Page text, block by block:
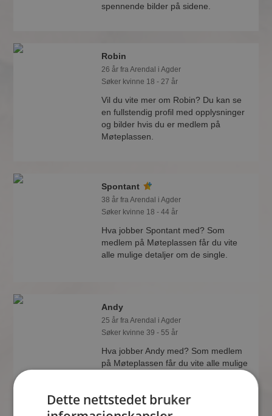
spennende bilder på sidene.
Robin
26 år fra Arendal i Agder
Søker kvinne 18 - 27 år
Vil du vite mer om Robin? Du kan se
en fullstendig profil med opplysninger
og bilder hvis du er medlem på
Møteplassen.
Spontant
38 år fra Arendal i Agder
Søker kvinne 18 - 44 år
Hva jobber Spontant med? Som
medlem på Møteplassen får du vite
alle mulige detaljer om de single.
Andy
25 år fra Arendal i Agder
Søker kvinne 39 - 55 år
Hva jobber Andy med? Som medlem
på Møteplassen får du vite alle mulige
Dette nettstedet bruker